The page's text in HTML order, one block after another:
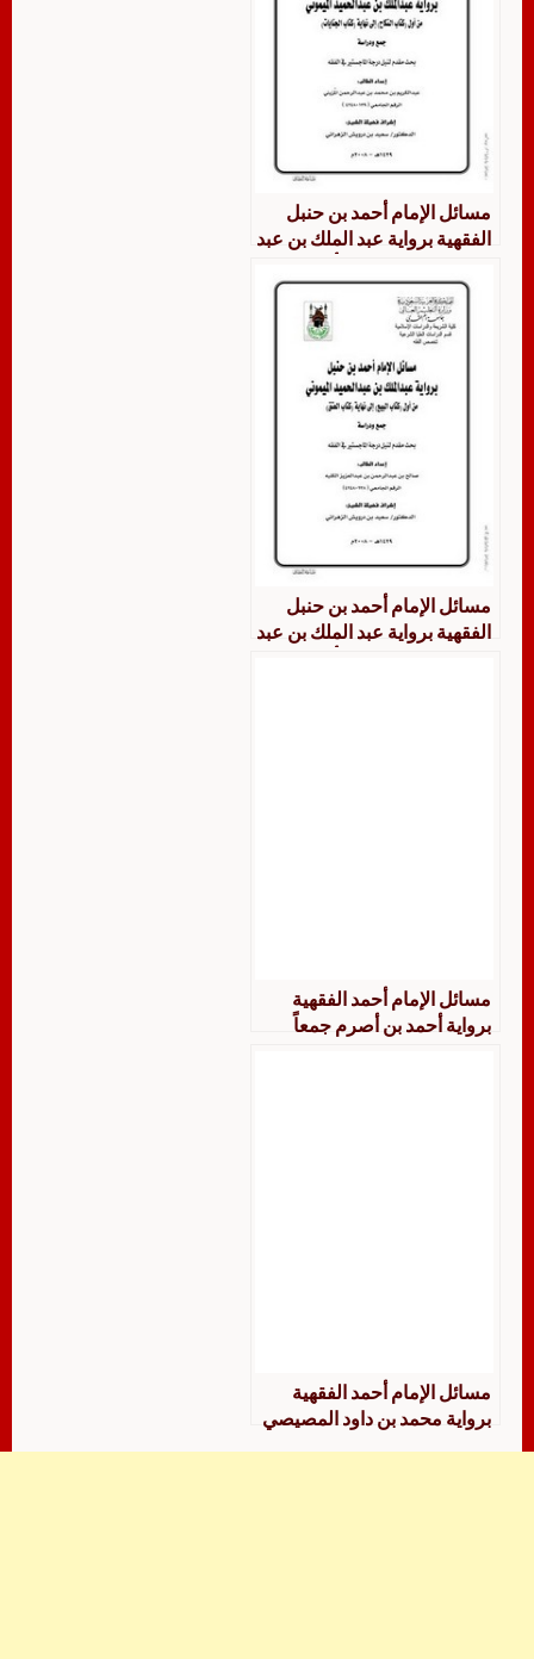
مسائل الإمام أحمد بن حنبل
الفقهية برواية عبد الملك بن عبد
النكاح إلى نهاية كتاب الجنايات
جمعاً ودراسة
مسائل الإمام أحمد بن حنبل
الفقهية برواية عبد الملك بن عبد
مسائل الإمام أحمد الفقهية
برواية أحمد بن أصرم جمعاً
مسائل الإمام أحمد الفقهية
برواية محمد بن داود المصيصي